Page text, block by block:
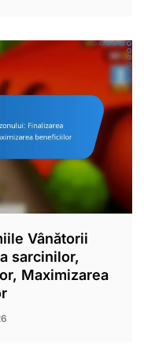
Vânătorii
sarcinilor,
Maximizarea